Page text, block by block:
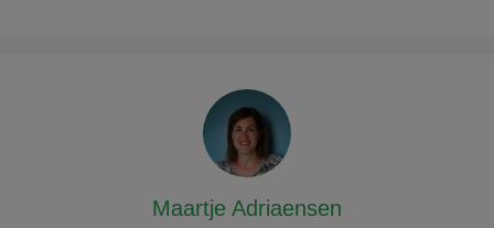
Maartje Adriaensen